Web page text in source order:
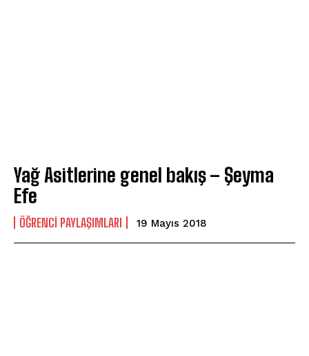
Yağ Asitlerine genel bakış – Şeyma
Efe
ÖĞRENCI PAYLAŞIMLARI 19 Mayıs 2018